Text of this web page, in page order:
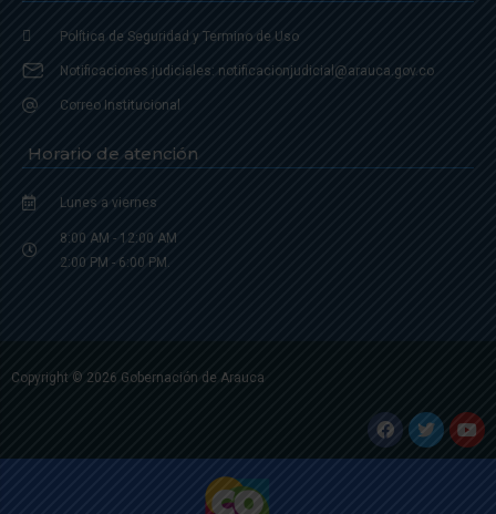
Política de Seguridad y Termino de Uso
Notificaciones judiciales: notificacionjudicial@arauca.gov.co
Correo Institucional
Horario de atención
Lunes a viernes
8:00 AM - 12:00 AM
2:00 PM - 6:00 PM.
Copyright © 2026 Gobernación de Arauca